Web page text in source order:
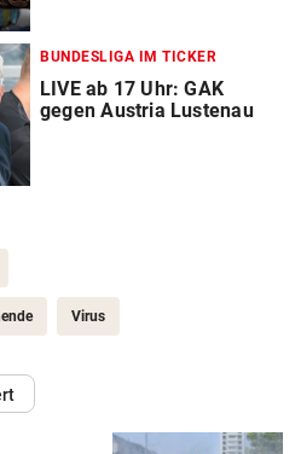
BUNDESLIGA IM TICKER
LIVE ab 17 Uhr: GAK
gegen Austria Lustenau
Virus